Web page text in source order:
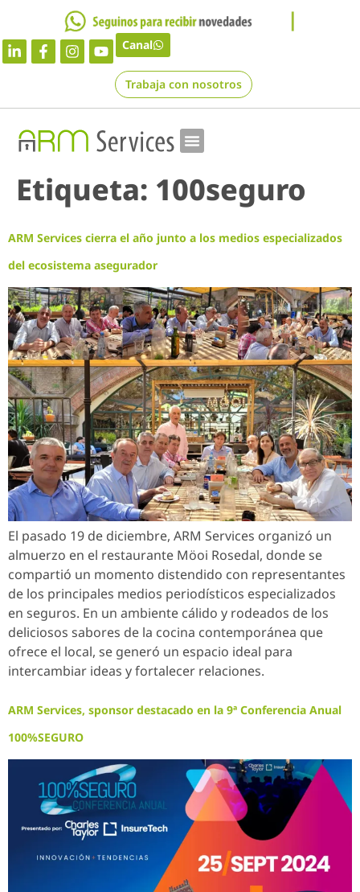
Canal
Trabaja con nosotros
Etiqueta: 100seguro
ARM Services cierra el año junto a los medios especializados
del ecosistema asegurador
El pasado 19 de diciembre, ARM Services organizó un
almuerzo en el restaurante Möoi Rosedal, donde se
compartió un momento distendido con representantes
de los principales medios periodísticos especializados
en seguros. En un ambiente cálido y rodeados de los
deliciosos sabores de la cocina contemporánea que
ofrece el local, se generó un espacio ideal para
intercambiar ideas y fortalecer relaciones.
ARM Services, sponsor destacado en la 9ª Conferencia Anual
100%SEGURO